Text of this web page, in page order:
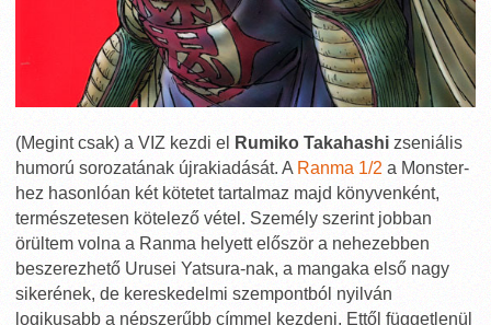
(Megint csak) a VIZ kezdi el Rumiko Takahashi zseniális
humorú sorozatának újrakiadását. A Ranma 1/2 a Monster-
hez hasonlóan két kötetet tartalmaz majd könyvenként,
természetesen kötelező vétel. Személy szerint jobban
örültem volna a Ranma helyett először a nehezebben
beszerezhető Urusei Yatsura-nak, a mangaka első nagy
sikerének, de kereskedelmi szempontból nyilván
logikusabb a népszerűbb címmel kezdeni. Ettől függetlenül